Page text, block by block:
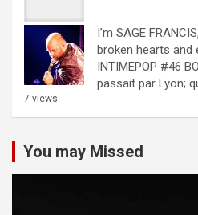
I’m SAGE
broken hearts
INTIMEPOP #46
passait par Lyon;
7 views
You may Missed